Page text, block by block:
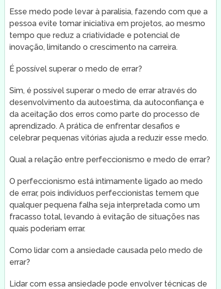
Esse medo pode levar à paralisia, fazendo com que a
pessoa evite tomar iniciativa em projetos, ao mesmo
tempo que reduz a criatividade e potencial de
inovação, limitando o crescimento na carreira.
É possível superar o medo de errar?
Sim, é possível superar o medo de errar através do
desenvolvimento da autoestima, da autoconfiança e
da aceitação dos erros como parte do processo de
aprendizado. A prática de enfrentar desafios e
celebrar pequenas vitórias ajuda a reduzir esse medo.
Qual a relação entre perfeccionismo e medo de errar?
O perfeccionismo está intimamente ligado ao medo
de errar, pois indivíduos perfeccionistas temem que
qualquer pequena falha seja interpretada como um
fracasso total, levando à evitação de situações nas
quais poderiam errar.
Como lidar com a ansiedade causada pelo medo de
errar?
Lidar com essa ansiedade pode envolver técnicas de